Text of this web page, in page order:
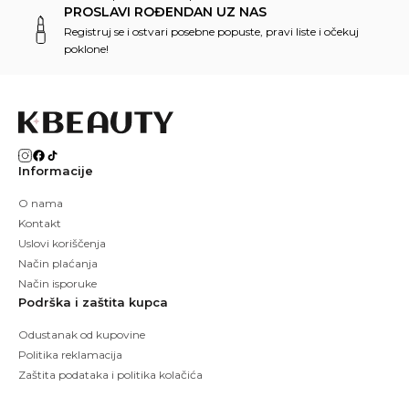
PROSLAVI ROĐENDAN UZ NAS
Registruj se i ostvari posebne popuste, pravi liste i očekuj
poklone!
Informacije
O nama
Kontakt
Uslovi koriščenja
Način plaćanja
Način isporuke
Podrška i zaštita kupca
Odustanak od kupovine
Politika reklamacija
Zaštita podataka i politika kolačića